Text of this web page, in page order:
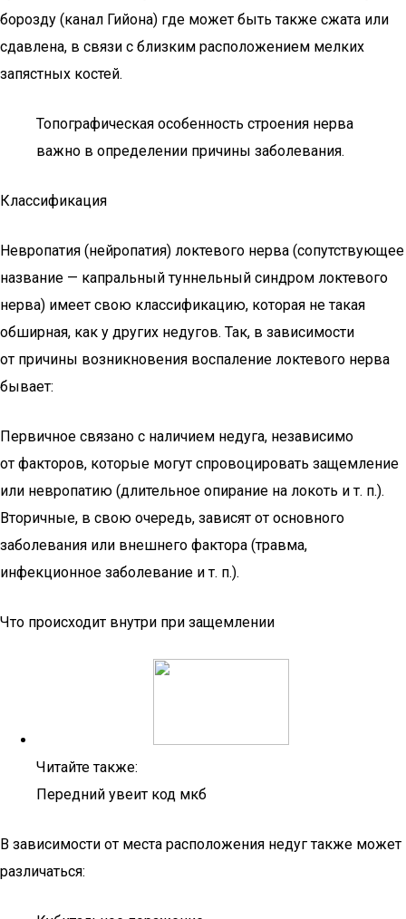
борозду (канал Гийона) где может быть также сжата или
сдавлена, в связи с близким расположением мелких
запястных костей.
Топографическая особенность строения нерва
важно в определении причины заболевания.
Классификация
Невропатия (нейропатия) локтевого нерва (сопутствующее
название — капральный туннельный синдром локтевого
нерва) имеет свою классификацию, которая не такая
обширная, как у других недугов. Так, в зависимости
от причины возникновения воспаление локтевого нерва
бывает:
Первичное связано с наличием недуга, независимо
от факторов, которые могут спровоцировать защемление
или невропатию (длительное опирание на локоть и т. п.).
Вторичные, в свою очередь, зависят от основного
заболевания или внешнего фактора (травма,
инфекционное заболевание и т. п.).
Что происходит внутри при защемлении
Читайте также:
Передний увеит код мкб
В зависимости от места расположения недуг также может
различаться: